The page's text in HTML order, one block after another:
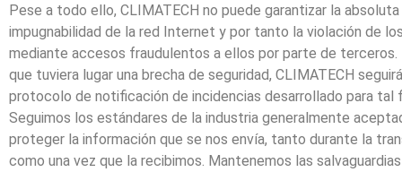
Pese a todo ello, CLIMATECH no puede garantizar la absoluta
impugnabilidad de la red Internet y por tanto la violación de
mediante accesos fraudulentos a ellos por parte de terceros.
que tuviera lugar una brecha de seguridad, CLIMATECH
protocolo de notificación de incidencias desarrollado para tal
Seguimos los estándares de la industria generalmente
proteger la información que se nos envía, tanto durante la
como una vez que la recibimos. Mantenemos las salvaguardias